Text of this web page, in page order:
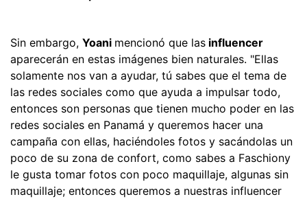
Sin embargo, Yoani mencionó que las influencer
aparecerán en estas imágenes bien naturales. "Ellas
solamente nos van a ayudar, tú sabes que el tema de
las redes sociales como que ayuda a impulsar todo,
entonces son personas que tienen mucho poder en las
redes sociales en Panamá y queremos hacer una
campaña con ellas, haciéndoles fotos y sacándolas un
poco de su zona de confort, como sabes a Faschiony
le gusta tomar fotos con poco maquillaje, algunas sin
maquillaje; entonces queremos a nuestras influencer